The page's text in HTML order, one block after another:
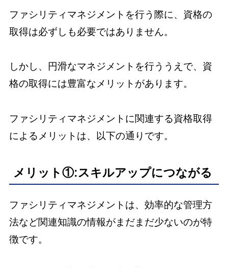
ファシリティマネジメントを行う際に、資格の
取得は必ずしも必要ではありません。
しかし、円滑なマネジメントを行ううえで、資
格の取得には豊富なメリットがあります。
ファシリティマネジメントに関連する資格取得
によるメリットは、以下の通りです。
メリット①:スキルアップにつながる
ファシリティマネジメントは、効率的な管理方
法など関連知識の情報がまだまだ少ないのが特
徴です。